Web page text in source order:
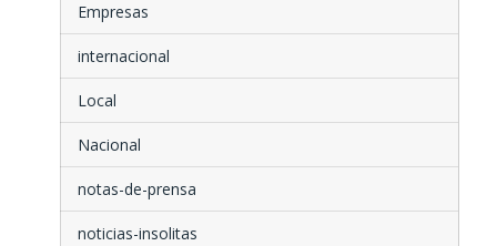
Empresas
internacional
Local
Nacional
notas-de-prensa
noticias-insolitas